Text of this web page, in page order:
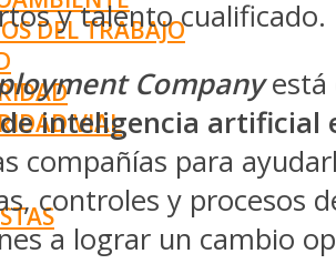
DEL TRABAJO
VIAL
y talento cualificado.
Companyestá
inteligencia artificial
compañías para
controles y procesos
a lograr un cambio